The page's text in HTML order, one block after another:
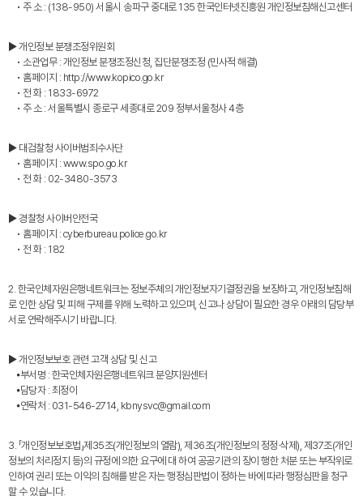
• 주 소 : (138-950) 서울시 송파구 중대로 135 한국인터넷진흥원 개인정보침해신고센터
▶ 개인정보 분쟁조정위원회
• 소관업무 : 개인정보 분쟁조정신청, 집단분쟁조정 (민사적 해결)
• 홈페이지 : http://www.kopico.go.kr
• 전 화 : 1833-6972
• 주 소 : 서울특별시 종로구 세종대로 209 정부서울청사 4층
▶ 대검찰청 사이버범죄수사단
• 홈페이지 : www.spo.go.kr
• 전 화 : 02-3480-3573
▶ 경찰청 사이버안전국
• 홈페이지 : cyberbureau.police.go.kr
• 전 화 : 182
2. 한국인체자원은행네트워크는 정보주체의 개인정보자기결정권을 보장하고, 개인정보침해
로 인한 상담 및 피해 구제를 위해 노력하고 있으며, 신고나 상담이 필요한 경우 아래의 담당부
서로 연락해주시기 바랍니다.
▶ 개인정보보호 관련 고객 상담 및 신고
⦁부서명 : 한국인체자원은행네트워크 분양지원센터
⦁담당자 : 최정이
⦁연락처 : 031-546-2714, kbnysvc@gmail.com
3. 「개인정보보호법」제35조(개인정보의 열람), 제36조(개인정보의 정정·삭제), 제37조(개인
정보의 처리정지 등)의 규정에 의한 요구에 대 하여 공공기관의 장이 행한 처분 또는 부작위로
인하여 권리 또는 이익의 침해를 받은 자는 행정심판법이 정하는 바에 따라 행정심판을 청구
할 수 있습니다.